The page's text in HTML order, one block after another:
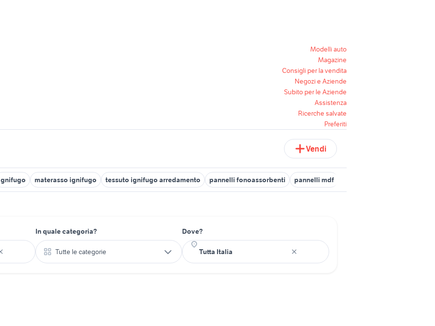
Modelli auto
Magazine
Consigli per la vendita
Negozi e Aziende
Subito per le Aziende
Assistenza
Ricerche salvate
Preferiti
Vendi
materasso ignifugo tessuto ignifugo arredamento pannelli fonoassorbenti pannelli mdf
In quale categoria?
Tutte le categorie
Dove?